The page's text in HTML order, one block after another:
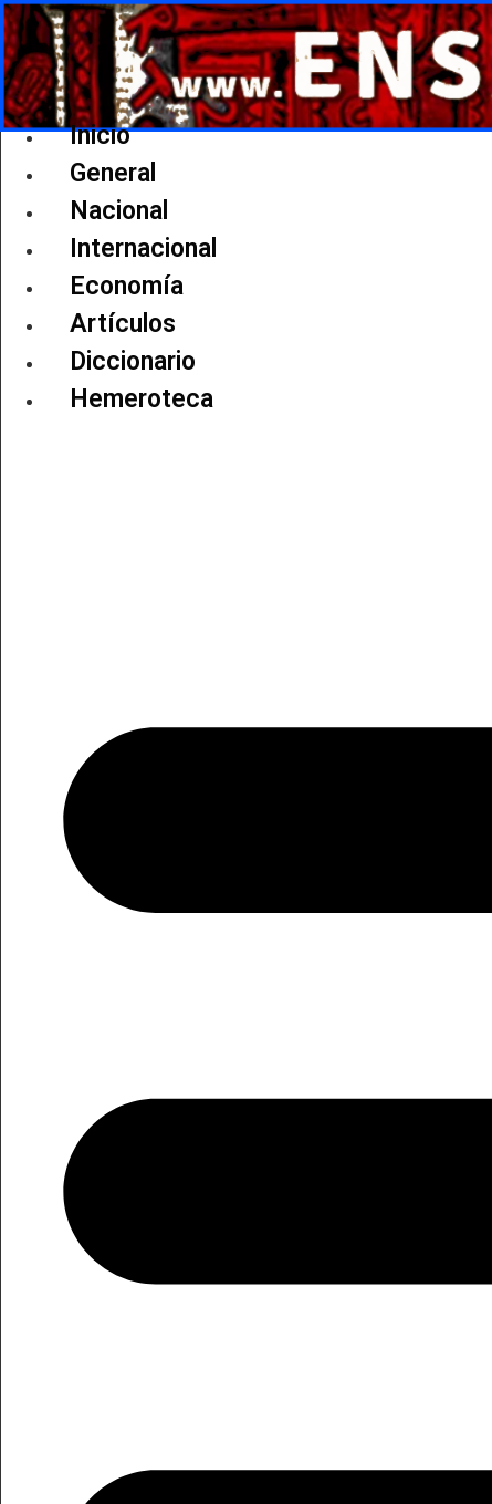
Ir
al
contenido
Inicio
General
Nacional
Internacional
Economía
Artículos
Diccionario
Hemeroteca